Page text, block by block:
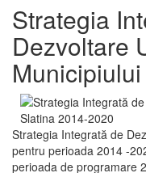
Strategia
Dezvoltare
Strategia Integrată de
pentru perioada 2014 -
perioada de programare